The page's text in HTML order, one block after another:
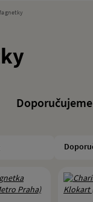
Doporučujeme